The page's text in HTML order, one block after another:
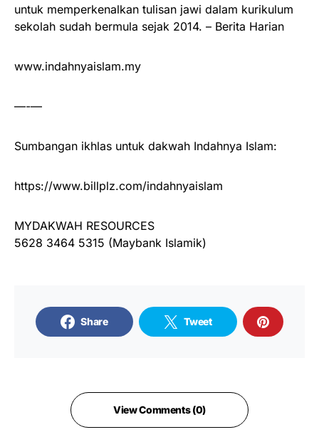
untuk memperkenalkan tulisan jawi dalam kurikulum
sekolah sudah bermula sejak 2014. – Berita Harian
www.indahnyaislam.my
—-—
Sumbangan ikhlas untuk dakwah Indahnya Islam:
https://www.billplz.com/indahnyaislam
MYDAKWAH RESOURCES
5628 3464 5315 (Maybank Islamik)
Share Tweet
View Comments (0)